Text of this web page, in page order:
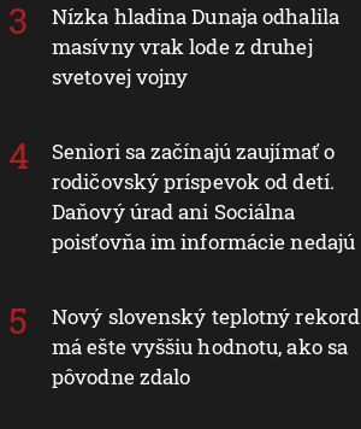
Nízka hladina Dunaja odhalila
masívny vrak lode z druhej
svetovej vojny
Seniori sa začínajú zaujímať o
rodičovský príspevok od detí.
Daňový úrad ani Sociálna
poisťovňa im informácie nedajú
Nový slovenský teplotný rekord
má ešte vyššiu hodnotu, ako sa
pôvodne zdalo